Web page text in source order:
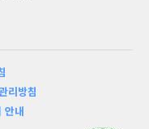
리방침
안내